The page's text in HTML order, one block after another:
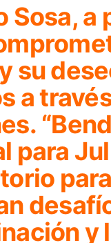
Sosa, a
su
a
para
y